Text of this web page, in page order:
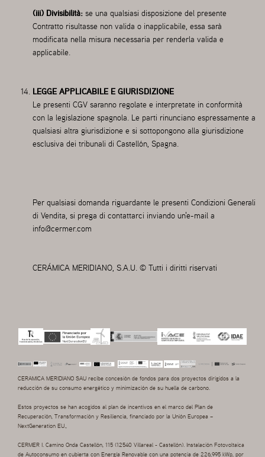
(iii) Divisibilità: se una qualsiasi disposizione del presente
Contratto risultasse non valida o inapplicabile, essa sarà
modificata nella misura necessaria per renderla valida e
applicabile.
LEGGE APPLICABILE E GIURISDIZIONE
Le presenti CGV saranno regolate e interpretate in conformità
con la legislazione spagnola. Le parti rinunciano espressamente a
qualsiasi altra giurisdizione e si sottopongono alla giurisdizione
esclusiva dei tribunali di Castellón, Spagna.
Per qualsiasi domanda riguardante le presenti Condizioni Generali
di Vendita, si prega di contattarci inviando un'e-mail a
info@cermer.com
CERÁMICA MERIDIANO, S.A.U. © Tutti i diritti riservati
CERAMICA MERIDIANO SAU recibe concesión de fondos para dos proyectos dirigidos a la
reducción de su consumo energético y minimización de su huella de carbono.
Estos proyectos se han acogidos al plan de incentivos en el marco del Plan de
Recuperación, Transformación y Resiliencia, financiado por la Unión Europea –
NextGeneration EU.,
CERMER I. Camino Onda Castellón, 115 (12540 Villareal - Castellón). Instalación Fotovoltaica
de Autoconsumo en cubierta con Energía Renovable con una potencia de 226,995 kWp, por